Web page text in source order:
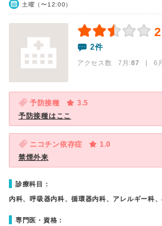
土曜（〜12:00）
2件
アクセス数 7月:87 | 6
予防接種
3.5
予防接種はここ
ニコチン依存症
1.0
禁煙外来
診療科目：
内科、呼吸器内科、循環器内科、アレルギー科
専門医・資格：